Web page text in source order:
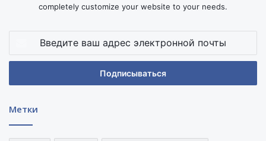
completely customize your website to your needs.
адрес
почты
Метки